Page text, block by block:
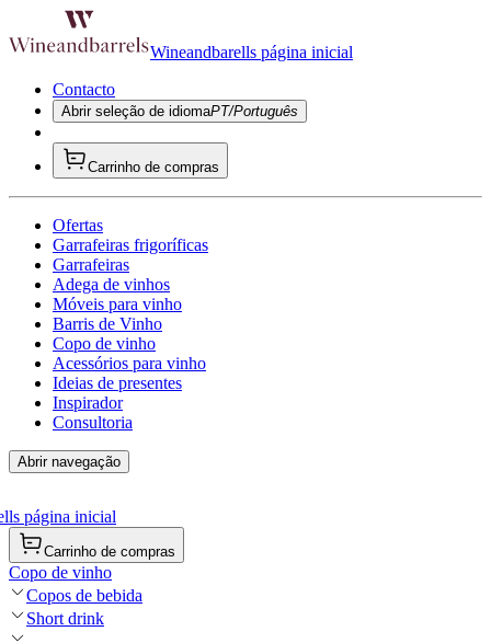
Wineandbarells página inicial
Contacto
Abrir seleção de idiomaPT/Português
Carrinho de compras
Ofertas
Garrafeiras frigoríficas
Garrafeiras
Adega de vinhos
Móveis para vinho
Barris de Vinho
Copo de vinho
Acessórios para vinho
Ideias de presentes
Inspirador
Consultoria
Abrir navegação
página inicial
Carrinho de compras
Copo de vinho
Copos de bebida
Short drink